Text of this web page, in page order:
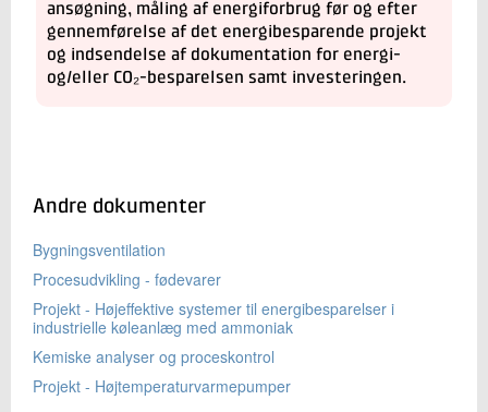
ansøgning, måling af energiforbrug før og efter
gennemførelse af det energibesparende projekt
og indsendelse af dokumentation for energi-
og/eller CO₂-besparelsen samt investeringen.
Andre dokumenter
Bygningsventilation
Procesudvikling - fødevarer
Projekt - Højeffektive systemer til energibesparelser i
industrielle køleanlæg med ammoniak
Kemiske analyser og proceskontrol
Projekt - Højtemperaturvarmepumper